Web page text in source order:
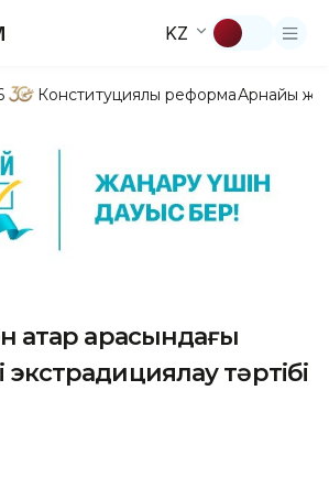
KZ
Конституциялық реформаАрнайы
Қатар арасындағы
экстрадициялау тәртібі